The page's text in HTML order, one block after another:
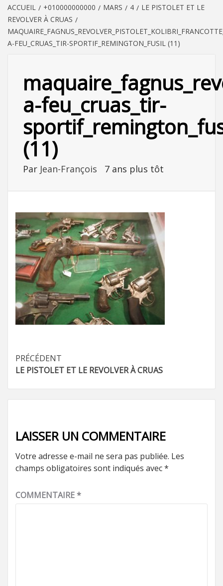
ACCUEIL +010000000000 MARS 4
LE PISTOLET ET LE
REVOLVER À CRUAS
A-FEU_CRUAS_TIR-SPORTIF_REMINGTON_FUSIL (11)
a-feu_cruas_tir-
(11)
Par Jean-François 7 ans plus tôt
Navigation
d’article
PRÉCÉDENT
LE PISTOLET ET LE REVOLVER À CRUAS
LAISSER UN COMMENTAIRE
Votre adresse e-mail ne sera pas publiée. Les
champs obligatoires sont indiqués avec*
COMMENTAIRE*